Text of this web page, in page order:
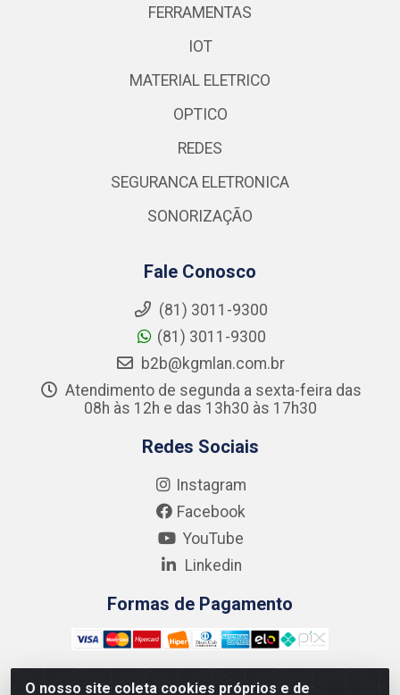
O nosso site coleta cookies próprios e de
FERRAMENTAS
IOT
MATERIAL ELETRICO
OPTICO
REDES
SEGURANCA ELETRONICA
SONORIZAÇÃO
Fale Conosco
(81) 3011-9300
(81) 3011-9300
b2b@kgmlan.com.br
Atendimento de segunda a sexta-feira das
08h às 12h e das 13h30 às 17h30
Redes Sociais
Instagram
Facebook
YouTube
Linkedin
Formas de Pagamento